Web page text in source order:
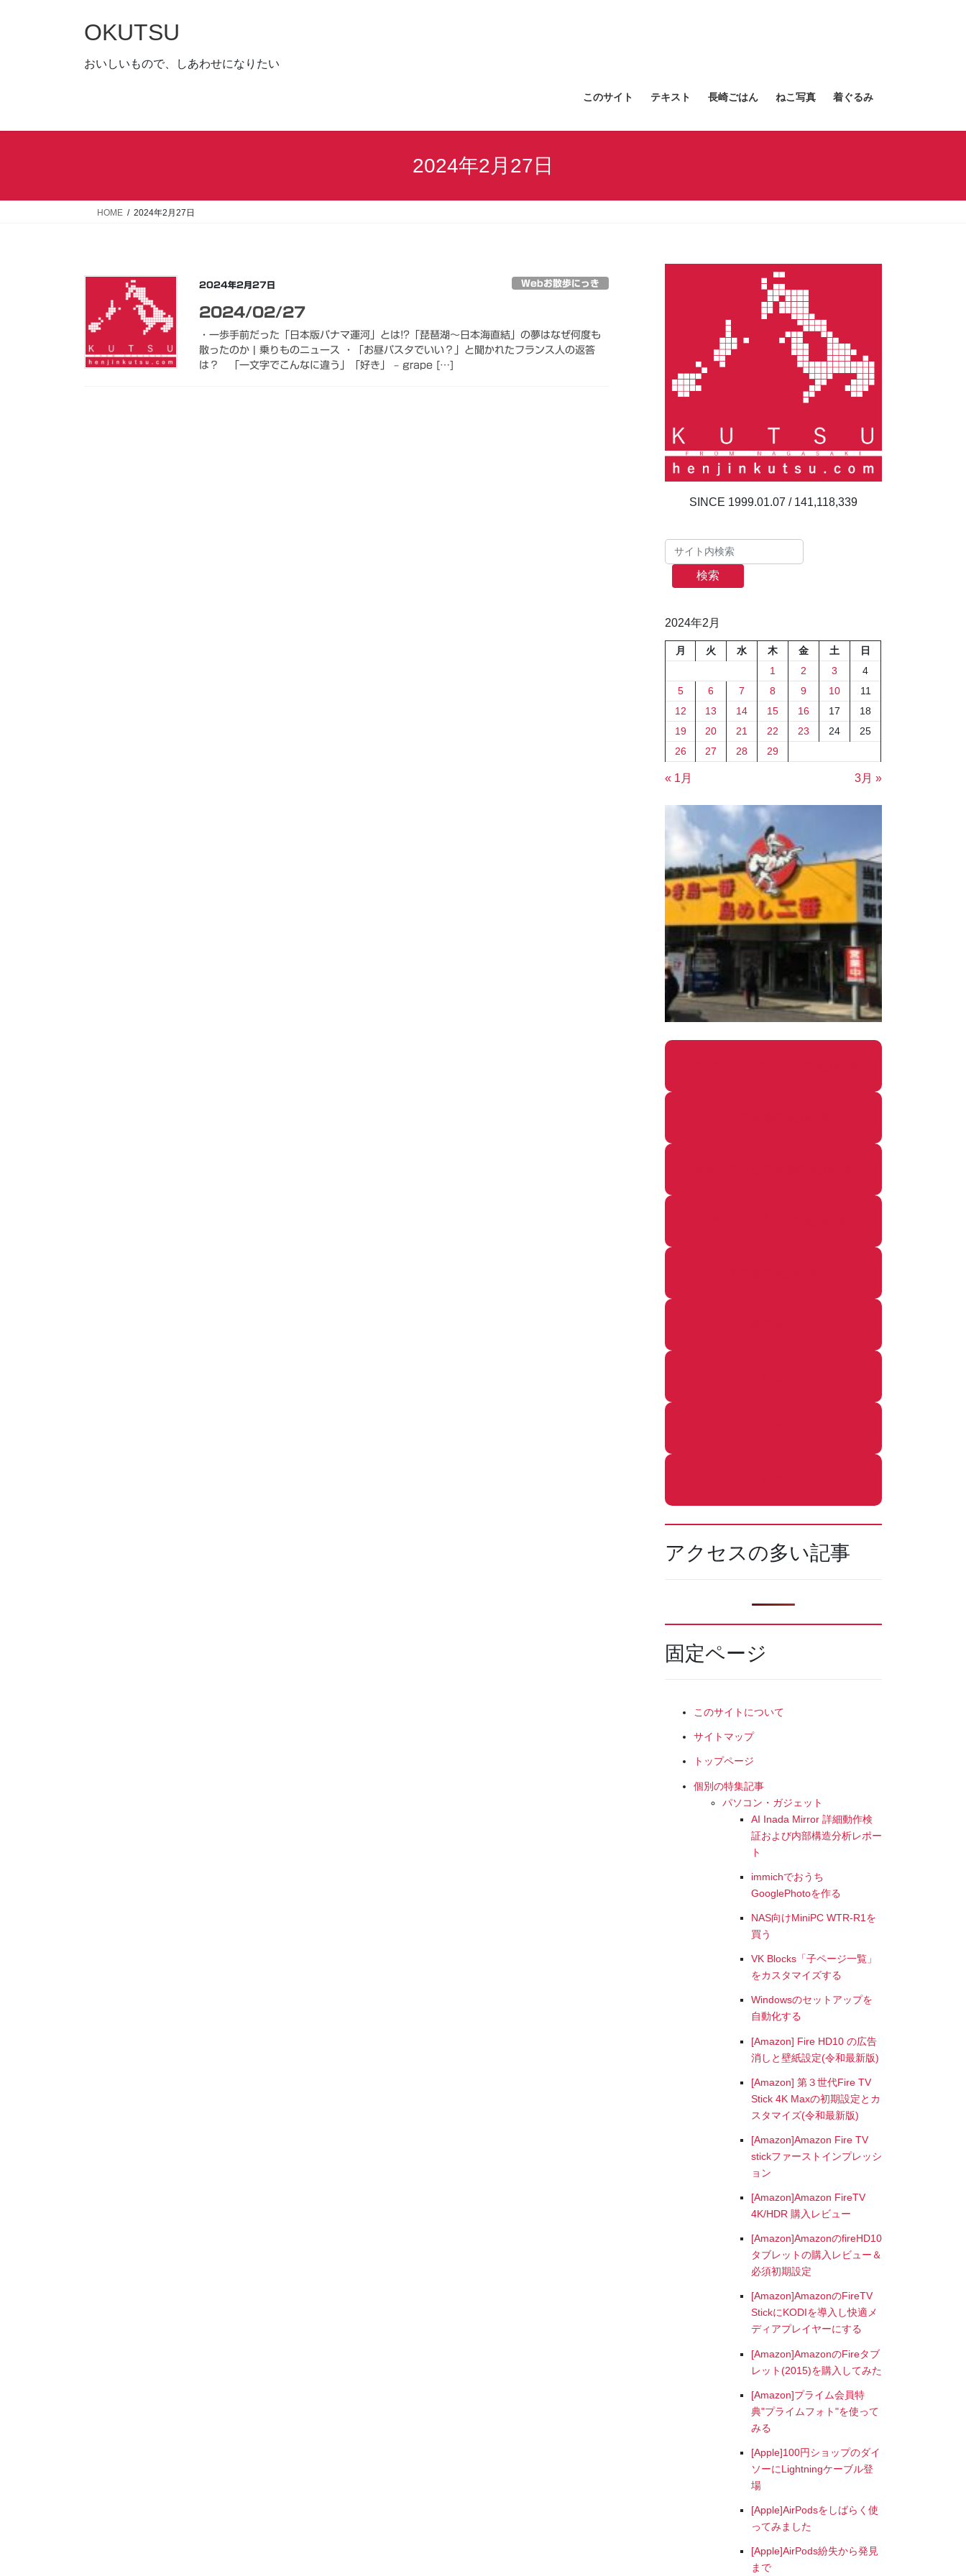
キ
に
OKUTSU
おいしいもので、しあわせになりたい
このサイト テキスト 長崎ごはん ねこ写真 着ぐるみ
2024年2月27日
HOME 2024年2月27日
2024年2月27日 Webお散歩にっき
2024/02/27
・一歩手前だった「日本版パナマ運河」とは!?「琵琶湖～日本海直結」の夢はなぜ何度も
散ったのか | 乗りものニュース ・「お昼パスタでいい？」と聞かれたフランス人の返答
は？ 「一文字でこんなに違う」「好き」 – grape […]
141,118,339
検索
2024年2月
月 火 水 木 金 土
日
1
2 3
4
5
6 7 8 9 10
11
12
13 14 15 16 17
18
19
20 21 22 23 24
25
26
27 28 29
« 1月 3月 »
アクセスの多い記事
固定ページ
このサイトについて
サイトマップ
トップページ
個別の特集記事
パソコン・ガジェット
AI Inada Mirror 詳細動作検
証および内部構造分析レポー
ト
immichでおうち
GooglePhotoを作る
NAS向けMiniPC WTR-R1を
買う
VK Blocks「子ページ一覧」
をカスタマイズする
Windowsのセットアップを
自動化する
[Amazon] Fire HD10 の広告
消しと壁紙設定(令和最新版)
[Amazon] 第３世代Fire TV
Stick 4K Maxの初期設定とカ
スタマイズ(令和最新版)
[Amazon]Amazon Fire TV
stickファーストインプレッシ
ョン
[Amazon]Amazon FireTV
4K/HDR 購入レビュー
[Amazon]AmazonのfireHD10
タブレットの購入レビュー＆
必須初期設定
[Amazon]AmazonのFireTV
StickにKODIを導入し快適メ
ディアプレイヤーにする
[Amazon]AmazonのFireタブ
レット(2015)を購入してみた
[Amazon]プライム会員特
典"プライムフォト"を使って
みる
[Apple]100円ショップのダイ
ソーにLightningケーブル登
場
[Apple]AirPodsをしばらく使
ってみました
[Apple]AirPods紛失から発見
まで